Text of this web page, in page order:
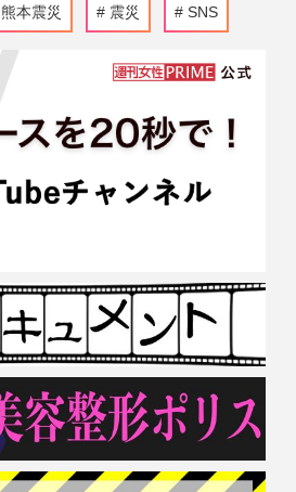
熊本震災 震災 SNS